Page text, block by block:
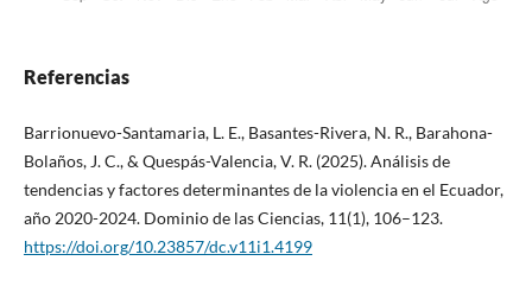
Referencias
Barrionuevo-Santamaria, L. E., Basantes-Rivera, N. R., Barahona-
Bolaños, J. C., & Quespás-Valencia, V. R. (2025). Análisis de
tendencias y factores determinantes de la violencia en el Ecuador,
año 2020-2024. Dominio de las Ciencias, 11(1), 106–123.
https://doi.org/10.23857/dc.v11i1.4199